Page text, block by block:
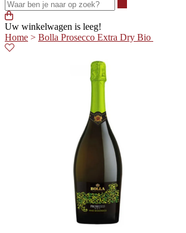
Uw winkelwagen is leeg!
Home > Bolla Prosecco Extra Dry Bio